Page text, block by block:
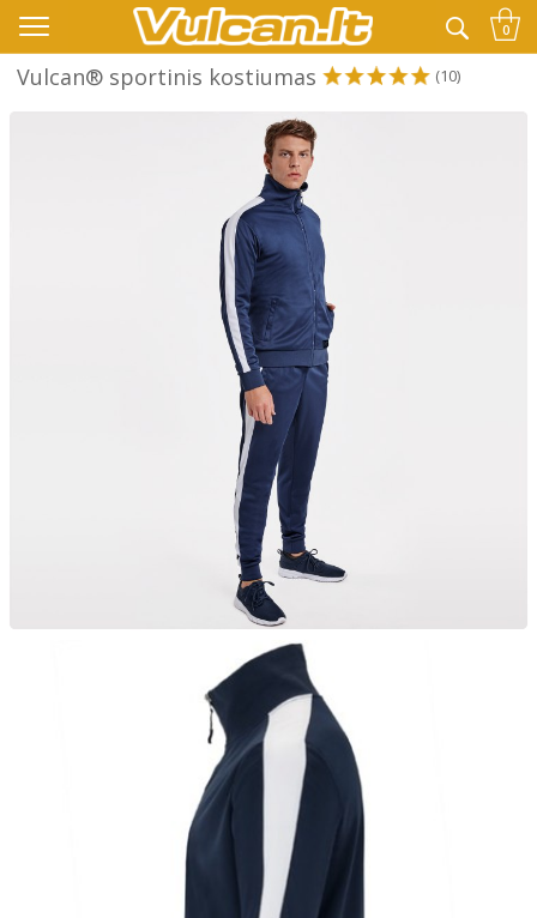
👉 -10% KODAS VISKAM PAPILDOMAI: VASARA 0
Vulcan® sportinis kostiumas (10)